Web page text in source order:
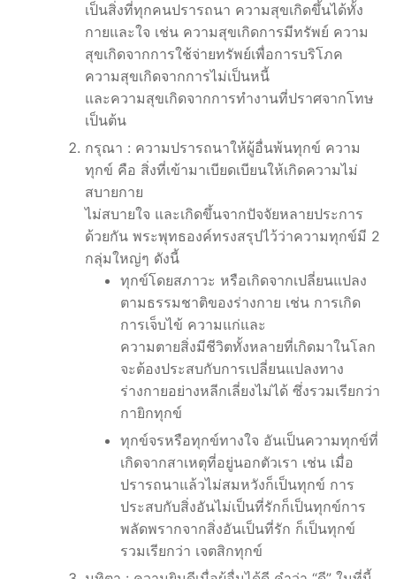
เป็นสิ่งที่ทุกคนปรารถนา ความสุขเกิดขึ้นได้ทั้ง
กายและใจ เช่น ความสุขเกิดการมีทรัพย์ ความ
สุขเกิดจากการใช้จ่ายทรัพย์เพื่อการบริโภค
ความสุขเกิดจากการไม่เป็นหนี้
และความสุขเกิดจากการทำงานที่ปราศจากโทษ
เป็นต้น
กรุณา : ความปรารถนาให้ผู้อื่นพ้นทุกข์ ความ
ทุกข์ คือ สิ่งที่เข้ามาเบียดเบียนให้เกิดความไม่
สบายกาย
ไม่สบายใจ และเกิดขึ้นจากปัจจัยหลายประการ
ด้วยกัน พระพุทธองค์ทรงสรุปไว้ว่าความทุกข์มี 2
กลุ่มใหญ่ๆ ดังนี้
ทุกข์โดยสภาวะ หรือเกิดจากเปลี่ยนแปลง
ตามธรรมชาติของร่างกาย เช่น การเกิด
การเจ็บไข้ ความแก่และ
ความตายสิ่งมีชีวิตทั้งหลายที่เกิดมาในโลก
จะต้องประสบกับการเปลี่ยนแปลงทาง
ร่างกายอย่างหลีกเลี่ยงไม่ได้ ซึ่งรวมเรียกว่า
กายิกทุกข์
ทุกข์จรหรือทุกข์ทางใจ อันเป็นความทุกข์ที่
เกิดจากสาเหตุที่อยู่นอกตัวเรา เช่น เมื่อ
ปรารถนาแล้วไม่สมหวังก็เป็นทุกข์ การ
ประสบกับสิ่งอันไม่เป็นที่รักก็เป็นทุกข์การ
พลัดพรากจากสิ่งอันเป็นที่รัก ก็เป็นทุกข์
รวมเรียกว่า เจตสิกทุกข์